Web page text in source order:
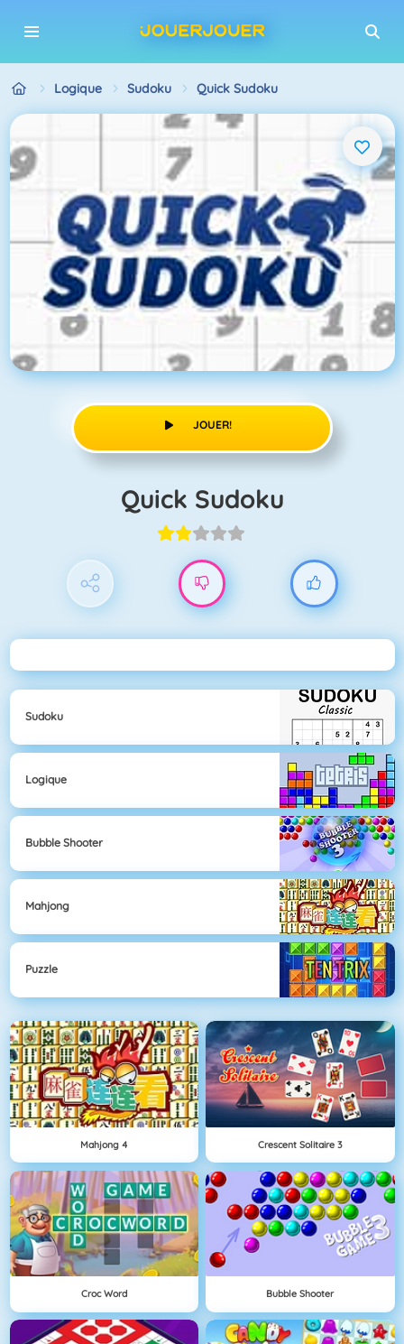
Logique Sudoku Quick Sudoku
JOUER!
Quick Sudoku
Sudoku
Logique
Bubble Shooter
Mahjong
Puzzle
Mahjong 4 Crescent Solitaire 3
Croc Word Bubble Shooter